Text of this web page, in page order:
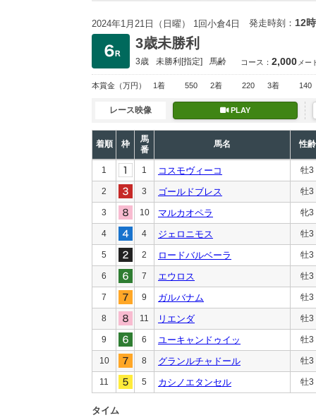
2024年1月21日（日曜） 1回小倉4日 発走時刻： 12
3歳未勝利
3歳 未勝利[指定] 馬齢 コース： 2,000 メー
本賞金 （万円） 1着 550 2着 220 3着 140
レース映像 PLAY
着順 枠
馬
番
馬名 性齢
1 1 コスモヴィーコ 牡3
2 3 ゴールドブレス 牡3
3 10 マルカオペラ 牝3
4 4 ジェロニモス 牡3
5 2 ロードバルベーラ 牡3
6 7 エウロス 牡3
7 9 ガルバナム 牡3
8 11 リエンダ 牡3
9 6 ユーキャンドゥイッ 牡3
10 8 グランルチャドール 牡3
11 5 カシノエタンセル 牡3
タイム